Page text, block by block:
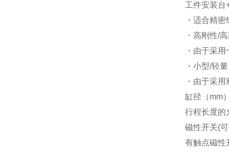
工件安装台
・适合精
・高刚性/
・由于采
・小型/轻量
・由于采
缸径（mm
行程长度的
磁性开关(
有触点磁性